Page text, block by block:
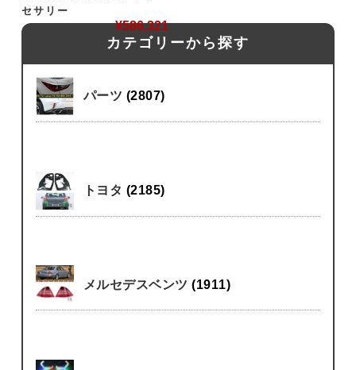
カテゴリーから探す
パーツ (2807)
トヨタ (2185)
メルセデスベンツ(1911)
セサリー
¥586,321